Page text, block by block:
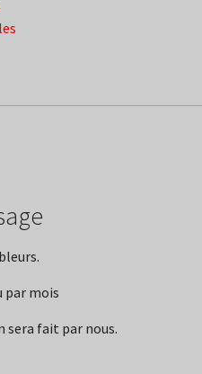
par mois
fait par nous.